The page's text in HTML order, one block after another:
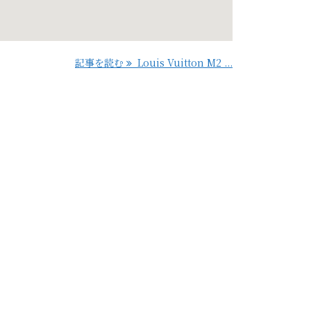
記事を読む Louis Vuitton M2 ...